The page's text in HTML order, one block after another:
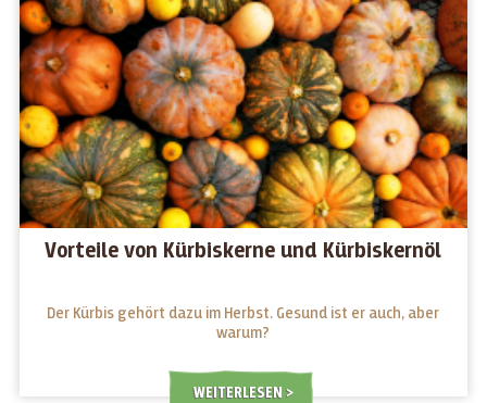
Vorteile von Kürbiskerne und Kürbiskernöl
Der Kürbis gehört dazu im Herbst. Gesund ist er auch, aber
warum?
WEITERLESEN